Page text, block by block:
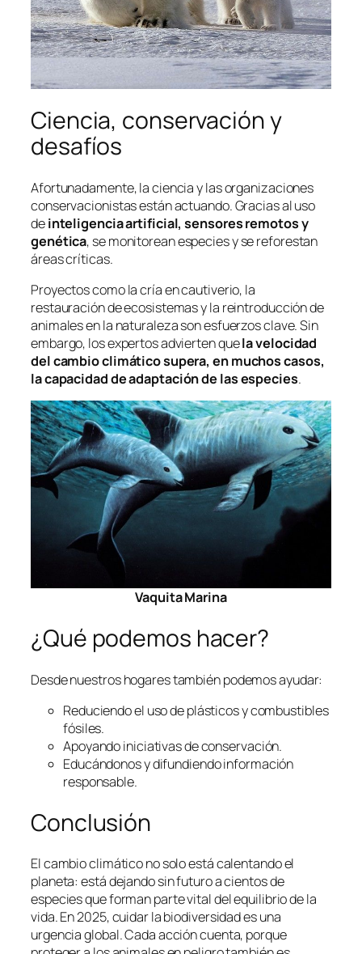
Ciencia, conservación y
desafíos
Afortunadamente, la ciencia y las organizaciones
conservacionistas están actuando. Gracias al uso
deinteligencia artificial, sensores remotos y
genética, se monitorean especies y se reforestan
áreas críticas.
Proyectos como la cría en cautiverio, la
restauración de ecosistemas y la reintroducción de
animales en la naturaleza son esfuerzos clave. Sin
embargo, los expertos advierten quela velocidad
del cambio climático supera, en muchos casos,
la capacidad de adaptación de las especies.
Vaquita Marina
¿Qué podemos hacer?
Desde nuestros hogares también podemos ayudar:
Reduciendo el uso de plásticos y combustibles
fósiles.
Apoyando iniciativas de conservación.
Educándonos y difundiendo información
responsable.
Conclusión
El cambio climático no solo está calentando el
planeta: está dejando sin futuro a cientos de
especies que forman parte vital del equilibrio de la
vida. En 2025, cuidar la biodiversidad es una
urgencia global. Cada acción cuenta, porque